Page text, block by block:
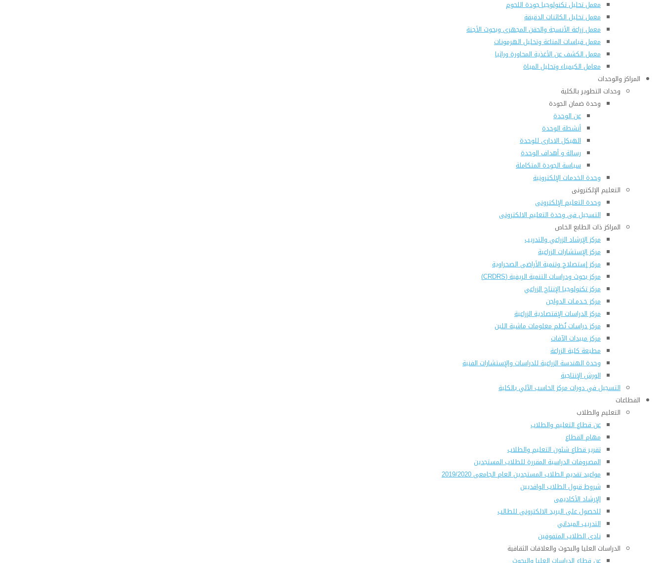
معمل تحليل تكنولوجيا جودة اللحوم
معمل تحليل الكائنات الدقيقة
معمل زراعة الأنسجة والحقن المجهرى وبحوث الأجنة
معمل قياسات المناعة وتحليل الهرمونات
معمل الكشف عن الأغذية المحاورة وراثيا
معامل الكيمياء وتحليل المياة
المراكز والوحدات
وحدات التطوير بالكلية
وحدة ضمان الجودة
عن الوحدة
أنشطة الوحدة
الهيكل الادارى للوحدة
رسالة و أهداف الوحدة
سياسة الجودة المتكاملة
وحدة الخدمات الإلكترونية
التعليم الإلكترونى
وحدة التعليم الإلكترونى
التسجيل فى وحدة التعليم الالكترونى
المراكز ذات الطابع الخاص
مركز الإرشاد الزراعي والتدريب
مركز الإستشارات الزراعية
مركز إستصلاح وتنمية الأراضى الصحراوية
مركز بحوث ودراسات التنمية الريفية (CRDRS)
مركز تكنولوجيا الإنتاج الزراعي
مركز خـدمـات الدواجن
مركز الدراسات الإقتصادية الزراعية
مركز دراسات نُظم معلومات ماشية اللبن
مركز مبيدات الآفات
مطبعة كلية الزراعة
وحدة الهندسة الزراعية للدراسات والإستشارات الفنية
الورش الإنتاجية
التسجيل في دورات مركز الحاسب الآلي بالكلية
القطاعات
التعليم والطلاب
عن قطاع التعليم والطلاب
مهام القطاع
تقرير قطاع شئون التعليم والطلاب
المصروفات الدراسية المقررة للطلاب المستجدين
مواعيد تقديم الطلاب المستجدين العام الجامعى 2019/2020
شروط قبول الطلاب الوافديين
الإرشاد الأكاديمى
للحصول على البريد الالكترونى للطالب
التدريب الميداني
نادى الطلاب المتفوقين
الدراسات العليا والبحوث والعلاقات الثقافية